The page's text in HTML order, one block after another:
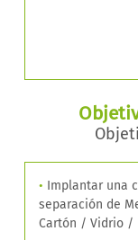
• Implantar una
separación de
Cartón / Vidrio /